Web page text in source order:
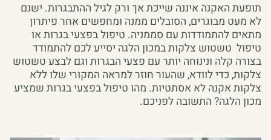
תופעת האקנה איננה שייכת אך ורק לגיל ההתבגרות. ישנם
לא מעט מבוגרים, הסובלים ממנה ומחפשים אחר פיתרון
מתאים להתמודדות עם סממניה. טיפול בפצעי בגרות או
טיפול טשטוש צלקות במכון הלגה יסייע לכם להתמודד
בצורה קלה ונינוחה יותר עם פצעי הבגרות וגם לבצע טשטוש
צלקות, כדי לוודא, שהעור חוזר למראה המקורי שלו ללא
צלקות אקנה לא אסתטיות. מהו טיפול בפצעי בגרות שמציע
מכון הלגה? התשובה לפניכם.